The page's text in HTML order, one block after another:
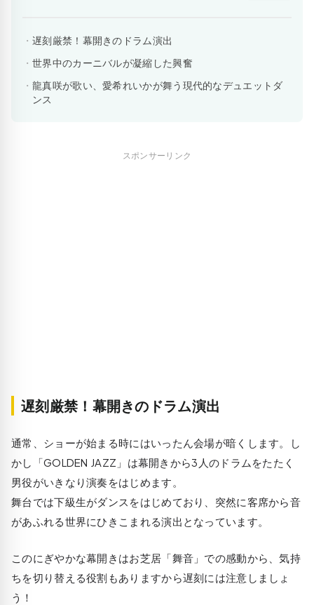
遅刻厳禁！幕開きのドラム演出
世界中のカーニバルが凝縮した興奮
龍真咲が歌い、愛希れいかが舞う現代的なデュエットダ
ンス
スポンサーリンク
遅刻厳禁！幕開きのドラム演出
通常、ショーが始まる時にはいったん会場が暗くします。し
かし「GOLDEN JAZZ」は幕開きから3人のドラムをたたく
男役がいきなり演奏をはじめます。
舞台では下級生がダンスをはじめており、突然に客席から音
があふれる世界にひきこまれる演出となっています。
このにぎやかな幕開きはお芝居「舞音」での感動から、気持
ちを切り替える役割もありますから遅刻には注意しましょ
う！